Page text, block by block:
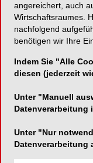
GBT
BASIC
11:00 - 15:30
EVENT*
Jetzt
angereichert, auch
Wirtschaftsraumes.
nachfolgend
benötigen wir Ihre
Indem Sie "Alle
diesen (jederzeit
Unter "Manuell
Datenverarbeitung
Unter "Nur
Datenverarbeitung